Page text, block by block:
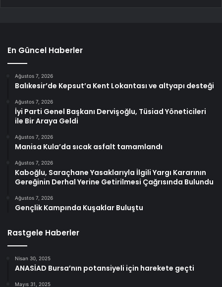
En Güncel Haberler
Ağustos 7, 2026
Balıkesir’de Kepsut’a Kent Lokantası ve altyapı desteği
Ağustos 7, 2026
İyi Parti Genel Başkanı Dervişoğlu, Tüsiad Yöneticileri
ile Bir Araya Geldi
Ağustos 7, 2026
Manisa Kula’da sıcak asfalt tamamlandı
Ağustos 7, 2026
Kaboğlu, Saraçhane Yasaklarıyla İlgili Yargı Kararının
Gereğinin Derhal Yerine Getirilmesi Çağrısında Bulundu
Ağustos 7, 2026
Gençlik Kampında Kuşaklar Buluştu
Rastgele Haberler
Nisan 30, 2025
ANASİAD Bursa’nın potansiyeli için harekete geçti
Mayıs 31, 2025